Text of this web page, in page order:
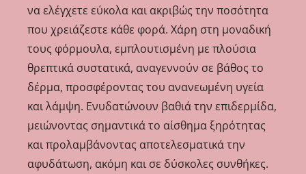
να ελέγχετε εύκολα και ακριβώς την ποσότητα
που χρειάζεστε κάθε φορά. Χάρη στη μοναδική
τους φόρμουλα, εμπλουτισμένη με πλούσια
θρεπτικά συστατικά, αναγεννούν σε βάθος το
δέρμα, προσφέροντας του ανανεωμένη υγεία
και λάμψη. Ενυδατώνουν βαθιά την επιδερμίδα,
μειώνοντας σημαντικά το αίσθημα ξηρότητας
και προλαμβάνοντας αποτελεσματικά την
αφυδάτωση, ακόμη και σε δύσκολες συνθήκες.